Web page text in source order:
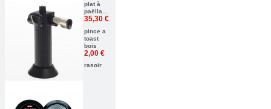
plat à
paëlla...
35,30 €
pince a
toast
bois
2,00 €
rasoir